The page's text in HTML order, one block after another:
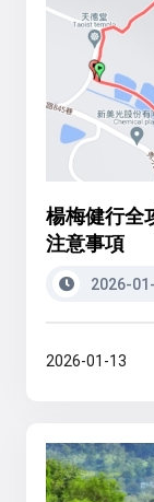
楊梅健行全
注意事項
2026-
2026-01-13